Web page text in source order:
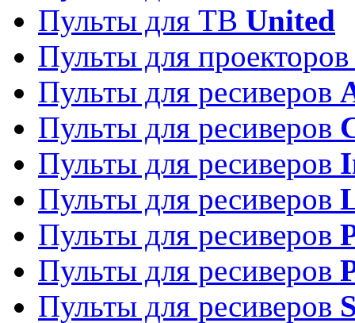
Пульты для ТВ United
Пульты для
Пульты для ресиверов
Пульты для ресиверов
Пульты для ресиверов
Пульты для ресиверов
Пульты для ресиверов
Пульты для ресиверов
Пульты для ресиверов